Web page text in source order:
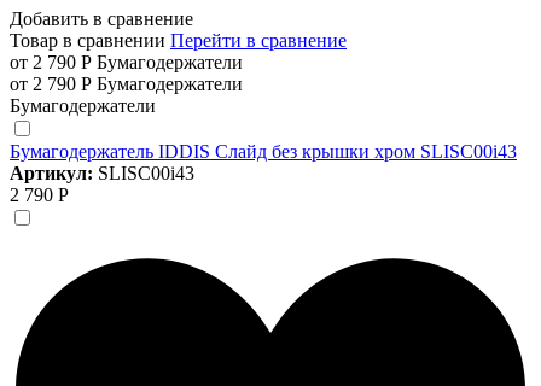
Добавить в сравнение
Товар в сравнении Перейти в сравнение
от 2 790 Р Бумагодержатели
от 2 790 Р Бумагодержатели
Бумагодержатели
Бумагодержатель IDDIS Слайд без крышки хром SLISC00i43
Артикул: SLISC00i43
2 790 Р